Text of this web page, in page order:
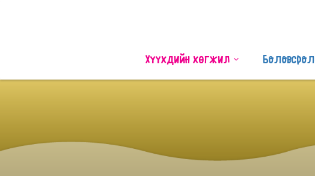
Хүүхдийн хөгжил Боловсрол